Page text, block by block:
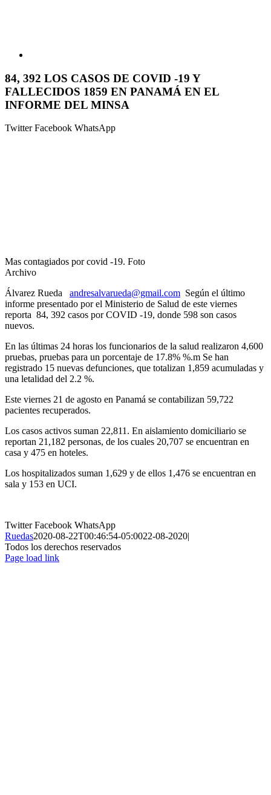
84, 392 LOS CASOS DE COVID -19 Y
FALLECIDOS 1859 EN PANAMÁ EN EL
INFORME DEL MINSA
TwitterFacebook WhatsApp
Mas contagiados por covid -19. Foto
Archivo
Álvarez Rueda andresalvarueda@gmail.com Según el último
informe presentado por el Ministerio de Salud de este viernes
reporta 84, 392 casos por COVID -19, donde 598 son casos
nuevos.
En las últimas 24 horas los funcionarios de la salud realizaron 4,600
pruebas, pruebas para un porcentaje de 17.8% %.m Se han
registrado 15 nuevas defunciones, que totalizan 1,859 acumuladas y
una letalidad del 2.2 %.
Este viernes 21 de agosto en Panamá se contabilizan 59,722
pacientes recuperados.
Los casos activos suman 22,811. En aislamiento domiciliario se
reportan 21,182 personas, de los cuales 20,707 se encuentran en
casa y 475 en hoteles.
Los hospitalizados suman 1,629 y de ellos 1,476 se encuentran en
sala y 153 en UCI.
TwitterFacebook WhatsApp
Ruedas2020-08-22T00:46:54-05:0022-08-2020|
Todos los derechos reservados
Page load link